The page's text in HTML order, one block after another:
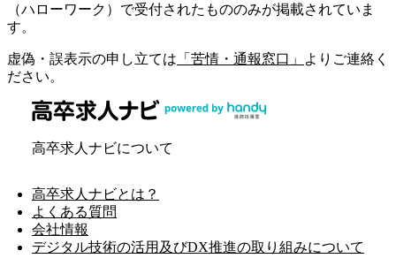
（ハローワーク）で受付されたもののみが掲載されていま
す。
虚偽・誤表示の申し立ては 「苦情・通報窓口」
よりご連絡く
ださい。
高卒求人ナビについて
高卒求人ナビとは？
よくある質問
会社情報
デジタル技術の活用及びDX推進の取り組みについて